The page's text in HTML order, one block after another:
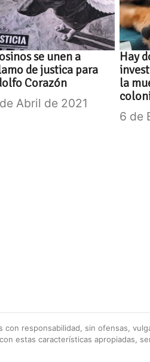
se unen a
de justica para
Corazón
Abril de 2021
Hay
la
6 de
con responsabilidad, sin ofensas,
estas características apropiadas,